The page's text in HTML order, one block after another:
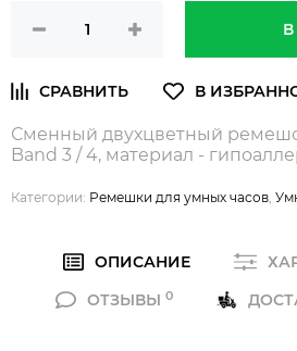
Сменный двухцветный
Band 3 / 4, материал -
Категории: Ремешки для умных часов
ОПИСАНИЕ
ОТЗЫВЫ 0